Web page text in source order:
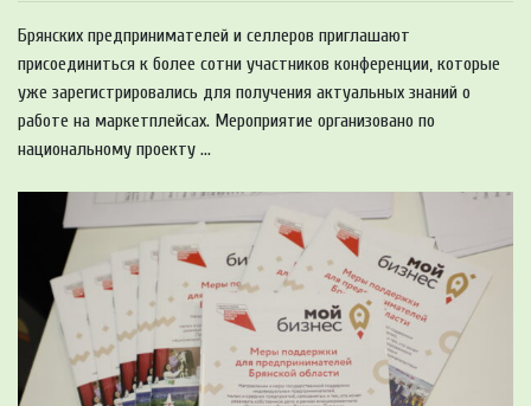
Брянских предпринимателей и селлеров приглашают
присоединиться к более сотни участников конференции, которые
уже зарегистрировались для получения актуальных знаний о
работе на маркетплейсах. Мероприятие организовано по
национальному проекту ...